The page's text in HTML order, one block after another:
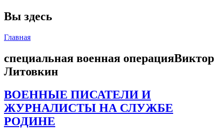
Вы здесь
Главная
специальная военная операцияВиктор
Литовкин
ВОЕННЫЕ ПИСАТЕЛИ И
ЖУРНАЛИСТЫ НА СЛУЖБЕ
РОДИНЕ